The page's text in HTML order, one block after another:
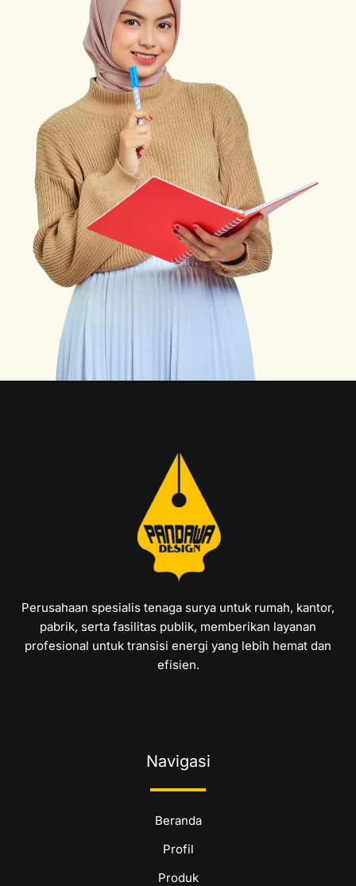
Perusahaan spesialis tenaga surya untuk rumah, kantor,
pabrik, serta fasilitas publik, memberikan layanan
profesional untuk transisi energi yang lebih hemat dan
efisien.
Navigasi
Beranda
Profil
Produk